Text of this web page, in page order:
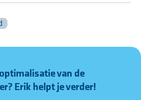
van de
Erik helpt je verder!